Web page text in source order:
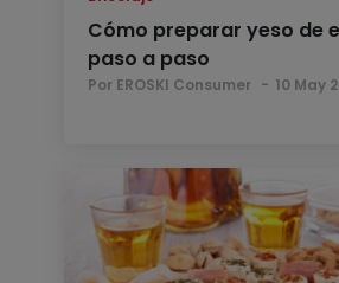
Cómo preparar yeso de
paso a paso
Por EROSKI Consumer 10 May